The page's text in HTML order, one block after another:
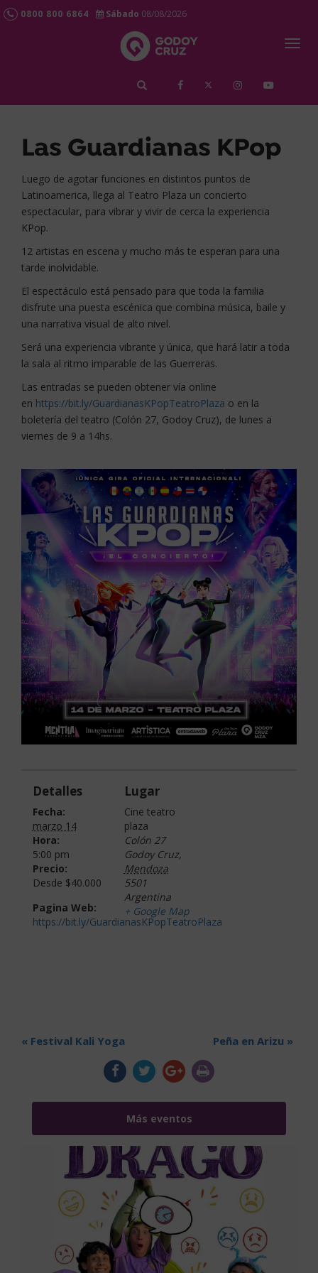
0800 800 6864 Sábado 08/08/2026
Las Guardianas KPop
Luego de agotar funciones en distintos puntos de
Latinoamerica, llega al Teatro Plaza un concierto
espectacular, para vibrar y vivir de cerca la experiencia
KPop.
12 artistas en escena y mucho más te esperan para una
tarde inolvidable.
El espectáculo está pensado para que toda la familia
disfrute una puesta escénica que combina música, baile y
una narrativa visual de alto nivel.
Será una experiencia vibrante y única, que hará latir a toda
la sala al ritmo imparable de las Guerreras.
Las entradas se pueden obtener vía online
en https://bit.ly/GuardianasKPopTeatroPlaza o en la
boletería del teatro (Colón 27, Godoy Cruz), de lunes a
viernes de 9 a 14hs.
Detalles
Fecha:
marzo 14
Hora:
5:00 pm
Precio:
Desde $40.000
Pagina Web:
https://bit.ly/GuardianasKPopTeatroPlaza
Lugar
Cine teatro
plaza
Colón 27
Godoy Cruz,
Mendoza
5501
Argentina
+ Google Map
« Festival Kali Yoga Peña en Arizu »
Más eventos